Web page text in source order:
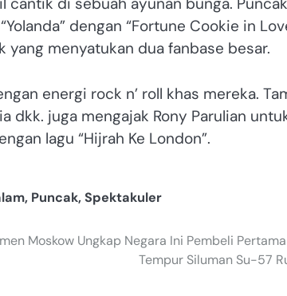
dengan “Fortune Cookie in
menyatukan dua fanbase besar.
energi rock n’ roll khas mereka.
dkk. juga mengajak Rony Parulian
lagu “Hijrah Ke London”.
, Puncak,Spektakuler
Moskow Ungkap Negara Ini Pembeli
Tempur Siluman Su-57